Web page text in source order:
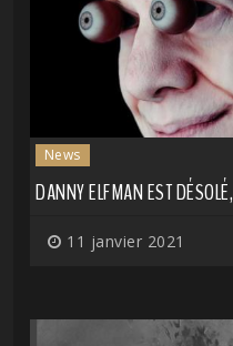
News
DANNY ELFMAN EST
11 janvier 2021